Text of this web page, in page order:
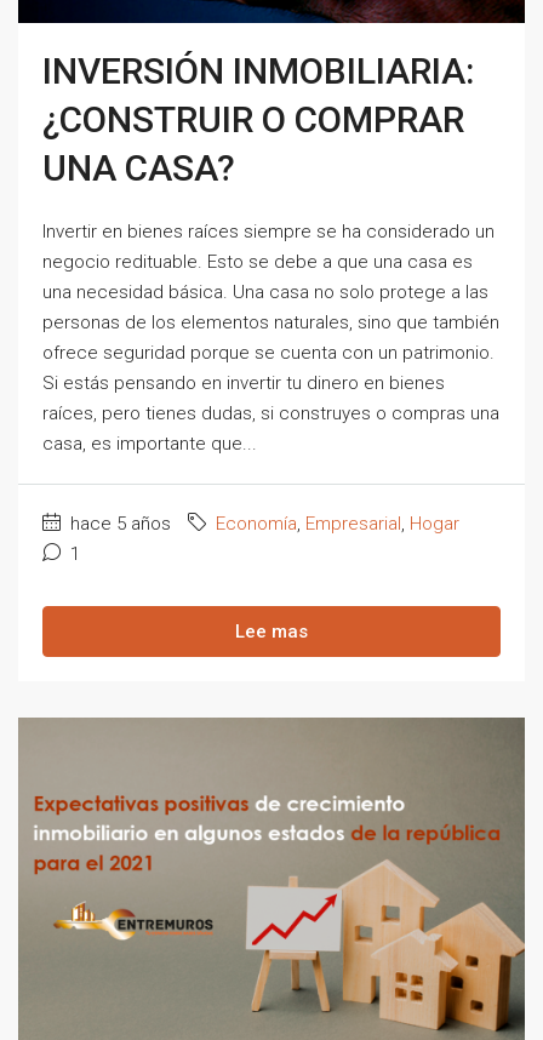
INVERSIÓN INMOBILIARIA:
¿CONSTRUIR O COMPRAR
UNA CASA?
Invertir en bienes raíces siempre se ha considerado un
negocio redituable. Esto se debe a que una casa es
una necesidad básica. Una casa no solo protege a las
personas de los elementos naturales, sino que también
ofrece seguridad porque se cuenta con un patrimonio.
Si estás pensando en invertir tu dinero en bienes
raíces, pero tienes dudas, si construyes o compras una
casa, es importante que...
hace 5 años Economía, Empresarial , Hogar
1
Lee mas